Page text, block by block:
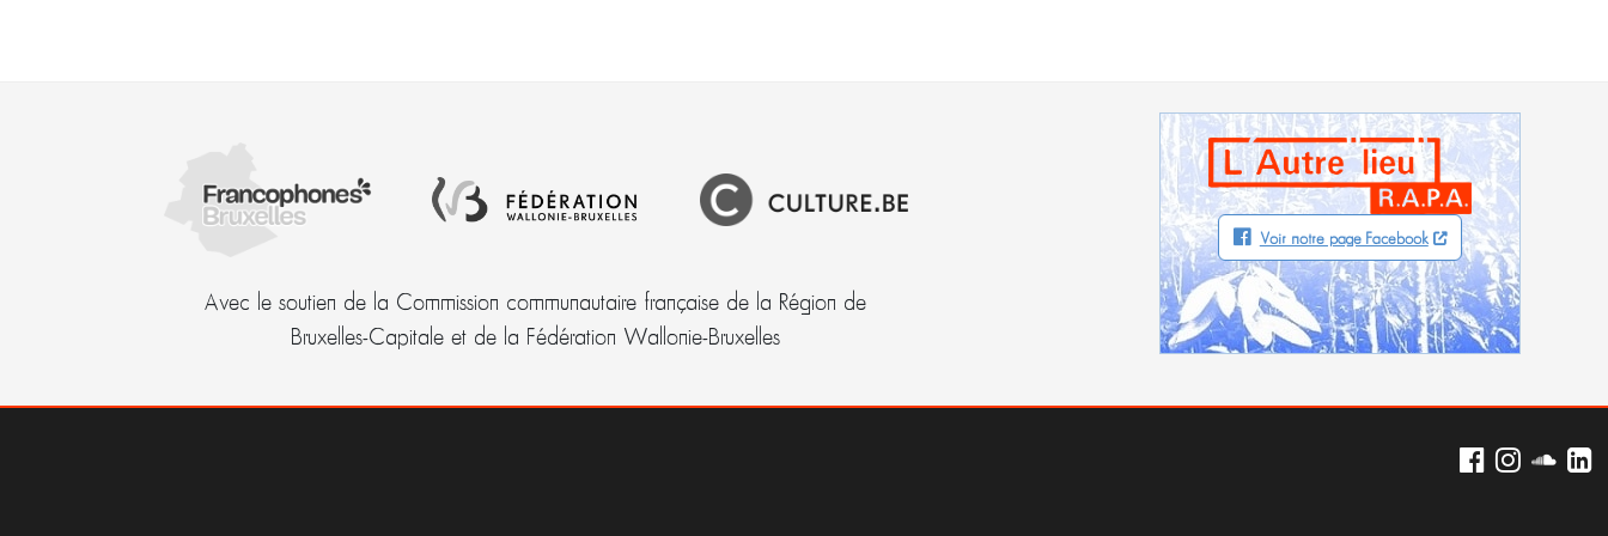
Avec le soutien de la Commission communautaire française de la Région de
Bruxelles-Capitale et de la Fédération Wallonie-Bruxelles
Voir notre page Facebook